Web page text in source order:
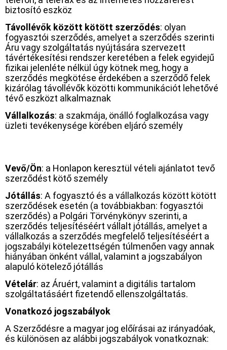
biztosító eszköz
Távollévők között kötött szerződés: olyan
fogyasztói szerződés, amelyet a szerződés szerinti
Áru vagy szolgáltatás nyújtására szervezett
távértékesítési rendszer keretében a felek egyidejű
fizikai jelenléte nélkül úgy kötnek meg, hogy a
szerződés megkötése érdekében a szerződő felek
kizárólag távollévők közötti kommunikációt lehetővé
tévő eszközt alkalmaznak
Vállalkozás: a szakmája, önálló foglalkozása vagy
üzleti tevékenysége körében eljáró személy
Vevő/Ön: a Honlapon keresztül vételi ajánlatot tevő
szerződést kötő személy
Jótállás: A fogyasztó és a vállalkozás között kötött
szerződések esetén (a továbbiakban: fogyasztói
szerződés) a Polgári Törvénykönyv szerinti, a
szerződés teljesítéséért vállalt jótállás, amelyet a
vállalkozás a szerződés megfelelő teljesítéséért a
jogszabályi kötelezettségén túlmenően vagy annak
hiányában önként vállal, valamint a jogszabályon
alapuló kötelező jótállás
Vételár: az Áruért, valamint a digitális tartalom
szolgáltatásáért fizetendő ellenszolgáltatás.
Vonatkozó jogszabályok
A Szerződésre a magyar jog előírásai az irányadóak,
és különösen az alábbi jogszabályok vonatkoznak: